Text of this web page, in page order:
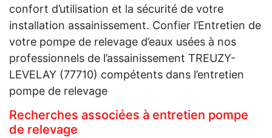
confort d’utilisation et la sécurité de votre
installation assainissement. Confier l’Entretien de
votre pompe de relevage d’eaux usées à nos
professionnels de l’assainissement TREUZY-
LEVELAY (77710) compétents dans l’entretien
pompe de relevage
Recherches associées à entretien pompe
de relevage